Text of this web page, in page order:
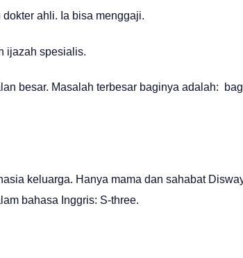
ahli. Ia bisa menggaji.
ijazah spesialis.
besar. Masalah terbesar baginya adalah:
keluarga. Hanya mama dan sahabat
bahasa Inggris: S-three.